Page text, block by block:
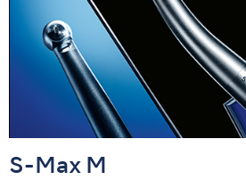
S-Max M